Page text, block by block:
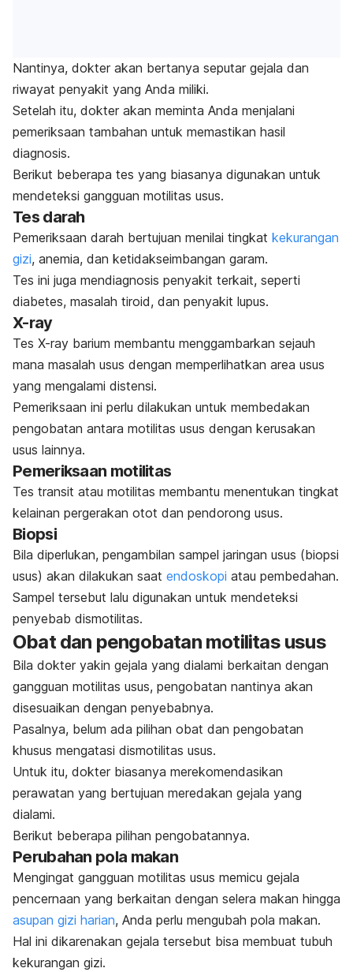
Nantinya, dokter akan bertanya seputar gejala dan
riwayat penyakit yang Anda miliki.
Setelah itu, dokter akan meminta Anda menjalani
pemeriksaan tambahan untuk memastikan hasil
diagnosis.
Berikut beberapa tes yang biasanya digunakan untuk
mendeteksi gangguan motilitas usus.
Tes darah
Pemeriksaan darah bertujuan menilai tingkat kekurangan
gizi, anemia, dan ketidakseimbangan garam.
Tes ini juga mendiagnosis penyakit terkait, seperti
diabetes, masalah tiroid, dan penyakit lupus.
X-ray
Tes X-ray barium membantu menggambarkan sejauh
mana masalah usus dengan memperlihatkan area usus
yang mengalami distensi.
Pemeriksaan ini perlu dilakukan untuk membedakan
pengobatan antara motilitas usus dengan kerusakan
usus lainnya.
Pemeriksaan motilitas
Tes transit atau motilitas membantu menentukan tingkat
kelainan pergerakan otot dan pendorong usus.
Biopsi
Bila diperlukan, pengambilan sampel jaringan usus (biopsi
usus) akan dilakukan saat endoskopi atau pembedahan.
Sampel tersebut lalu digunakan untuk mendeteksi
penyebab dismotilitas.
Obat dan pengobatan motilitas usus
Bila dokter yakin gejala yang dialami berkaitan dengan
gangguan motilitas usus, pengobatan nantinya akan
disesuaikan dengan penyebabnya.
Pasalnya, belum ada pilihan obat dan pengobatan
khusus mengatasi dismotilitas usus.
Untuk itu, dokter biasanya merekomendasikan
perawatan yang bertujuan meredakan gejala yang
dialami.
Berikut beberapa pilihan pengobatannya.
Perubahan pola makan
Mengingat gangguan motilitas usus memicu gejala
pencernaan yang berkaitan dengan selera makan hingga
asupan gizi harian, Anda perlu mengubah pola makan.
Hal ini dikarenakan gejala tersebut bisa membuat tubuh
kekurangan gizi.